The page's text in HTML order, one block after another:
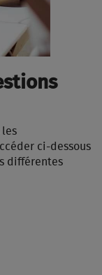
les
ci-dessous
différentes